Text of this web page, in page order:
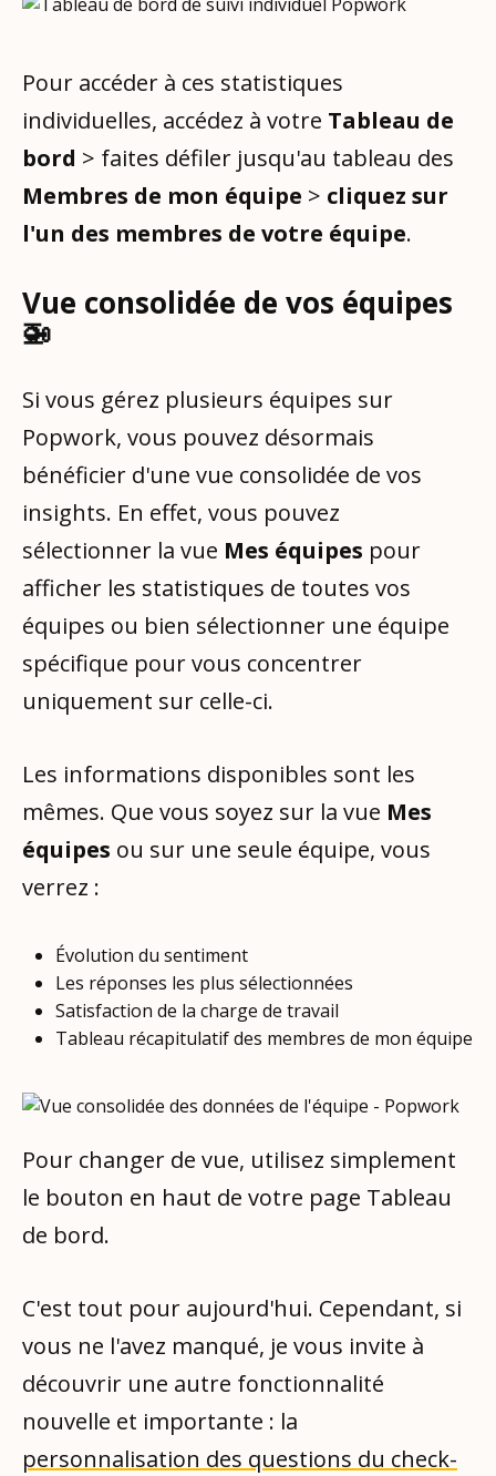
Pour accéder à ces statistiques
individuelles, accédez à votre Tableau de
bord > faites défiler jusqu'au tableau des
Membres de mon équipe > cliquez sur
l'un des membres de votre équipe.
Vue consolidée de vos équipes
🚁
Si vous gérez plusieurs équipes sur
Popwork, vous pouvez désormais
bénéficier d'une vue consolidée de vos
insights. En effet, vous pouvez
sélectionner la vue Mes équipes pour
afficher les statistiques de toutes vos
équipes ou bien sélectionner une équipe
spécifique pour vous concentrer
uniquement sur celle-ci.
Les informations disponibles sont les
mêmes. Que vous soyez sur la vue Mes
équipes ou sur une seule équipe, vous
verrez :
Évolution du sentiment
Les réponses les plus sélectionnées
Satisfaction de la charge de travail
Tableau récapitulatif des membres de mon équipe
Pour changer de vue, utilisez simplement
le bouton en haut de votre page Tableau
de bord.
C'est tout pour aujourd'hui. Cependant, si
vous ne l'avez manqué, je vous invite à
découvrir une autre fonctionnalité
nouvelle et importante : la
personnalisation des questions du check-